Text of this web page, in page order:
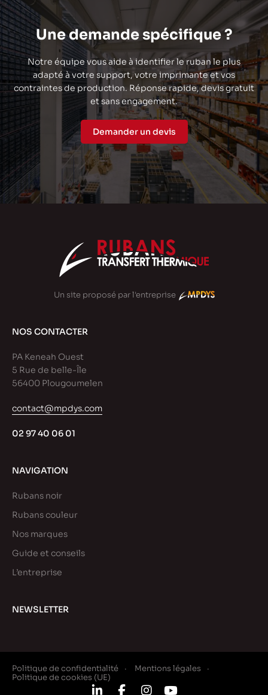
Une demande spécifique ?
Notre équipe vous aide à identifier le ruban le plus
adapté à votre support, votre imprimante et vos
contraintes de production. Réponse rapide, devis gratuit
et sans engagement.
Demander un devis
Un site proposé par l'entreprise
NOS CONTACTER
PA Keneah Ouest
5 Rue de belle-Île
56400 Plougoumelen
contact@mpdys.com
02 97 40 06 01
NAVIGATION
Rubans noir
Rubans couleur
Nos marques
Guide et conseils
L’entreprise
NEWSLETTER
Politique de confidentialité
Mentions légales
Politique de cookies (UE)